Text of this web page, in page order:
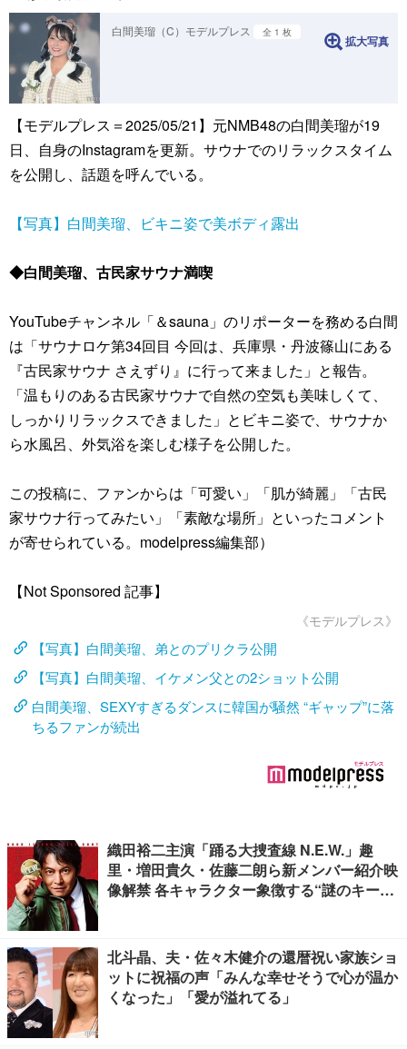
白間美瑠（C）モデルプレス 全 1 枚
拡大写真
【モデルプレス＝2025/05/21】元NMB48の白間美瑠が19
日、自身のInstagramを更新。サウナでのリラックスタイム
を公開し、話題を呼んでいる。
【写真】白間美瑠、ビキニ姿で美ボディ露出
◆白間美瑠、古民家サウナ満喫
YouTubeチャンネル「＆sauna」のリポーターを務める白間
は「サウナロケ第34回目 今回は、兵庫県・丹波篠山にある
『古民家サウナ さえずり』に行って来ました」と報告。
「温もりのある古民家サウナで自然の空気も美味しくて、
しっかりリラックスできました」とビキニ姿で、サウナか
ら水風呂、外気浴を楽しむ様子を公開した。
この投稿に、ファンからは「可愛い」「肌が綺麗」「古民
家サウナ行ってみたい」「素敵な場所」といったコメント
が寄せられている。modelpress編集部）
【Not Sponsored 記事】
《モデルプレス》
【写真】白間美瑠、弟とのプリクラ公開
【写真】白間美瑠、イケメン父との2ショット公開
白間美瑠、SEXYすぎるダンスに韓国が騒然 “ギャップ”に落
ちるファンが続出
織田裕二主演「踊る大捜査線 N.E.W.」趣
里・増田貴久・佐藤二朗ら新メンバー紹介映
像解禁 各キャラクター象徴する“謎のキーワ
北斗晶、夫・佐々木健介の還暦祝い家族ショ
ットに祝福の声「みんな幸せそうで心が温か
くなった」「愛が溢れてる」